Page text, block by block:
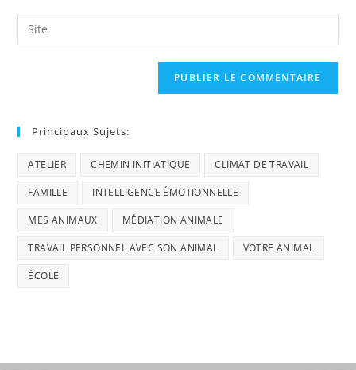
Principaux Sujets:
ATELIER CHEMIN INITIATIQUE CLIMAT DE TRAVAIL
FAMILLE INTELLIGENCE ÉMOTIONNELLE
MES ANIMAUX MÉDIATION ANIMALE
TRAVAIL PERSONNEL AVEC SON ANIMAL VOTRE ANIMAL
ÉCOLE